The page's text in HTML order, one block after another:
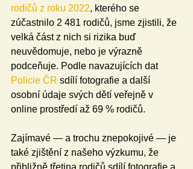
rodičů z roku 2022, kterého se
zúčastnilo 2 481 rodičů, jsme zjistili, že
velká část z nich si rizika buď
neuvědomuje, nebo je výrazně
podceňuje. Podle navazujících dat
Policie ČR sdílí fotografie a další
osobní údaje svých dětí veřejně v
online prostředí až 69 % rodičů.
Zajímavé — a trochu znepokojivé — je
také zjištění z našeho výzkumu, že
přibližně třetina rodičů sdílí fotografie a